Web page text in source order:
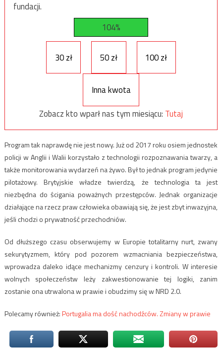
fundacji.
104%
30 zł 50 zł 100 zł
Inna kwota
Zobacz kto wparł nas tym miesiącu: Tutaj
Program tak naprawdę nie jest nowy. Już od 2017 roku osiem jednostek
policji w Anglii i Walii korzystało z technologii rozpoznawania twarzy, a
także monitorowania wydarzeń na żywo. Był to jednak program jedynie
pilotażowy. Brytyjskie władze twierdzą, że technologia ta jest
niezbędna do ścigania poważnych przestępców. Jednak organizacje
działające na rzecz praw człowieka obawiają się, że jest zbyt inwazyjna,
jeśli chodzi o prywatność przechodniów.
Od dłuższego czasu obserwujemy w Europie totalitarny nurt, zwany
sekurytyzmem, który pod pozorem wzmacniania bezpieczeństwa,
wprowadza daleko idące mechanizmy cenzury i kontroli. W interesie
wolnych społeczeństw leży zakwestionowanie tej logiki, zanim
zostanie ona utrwalona w prawie i obudzimy się w NRD 2.0.
Polecamy również:Portugalia ma dość nachodźców. Zmiany w prawie